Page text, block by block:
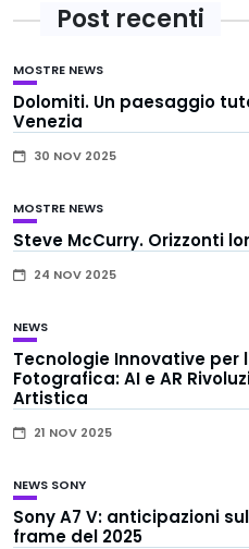
Post recenti
MOSTRE NEWS
Dolomiti. Un paesaggio
Venezia
30 NOV 2025
MOSTRE NEWS
Steve McCurry. Orizzonti
24 NOV 2025
NEWS
Tecnologie Innovative
Fotografica: AI e AR
Artistica
21 NOV 2025
NEWS SONY
Sony A7 V: anticipazioni
frame del 2025